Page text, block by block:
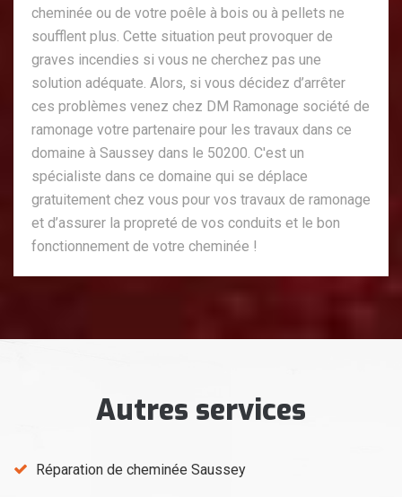
cheminée ou de votre poêle à bois ou à pellets ne
soufflent plus. Cette situation peut provoquer de
graves incendies si vous ne cherchez pas une
solution adéquate. Alors, si vous décidez d’arrêter
ces problèmes venez chez DM Ramonage société de
ramonage votre partenaire pour les travaux dans ce
domaine à Saussey dans le 50200. C'est un
spécialiste dans ce domaine qui se déplace
gratuitement chez vous pour vos travaux de ramonage
et d’assurer la propreté de vos conduits et le bon
fonctionnement de votre cheminée !
Autres services
Réparation de cheminée Saussey